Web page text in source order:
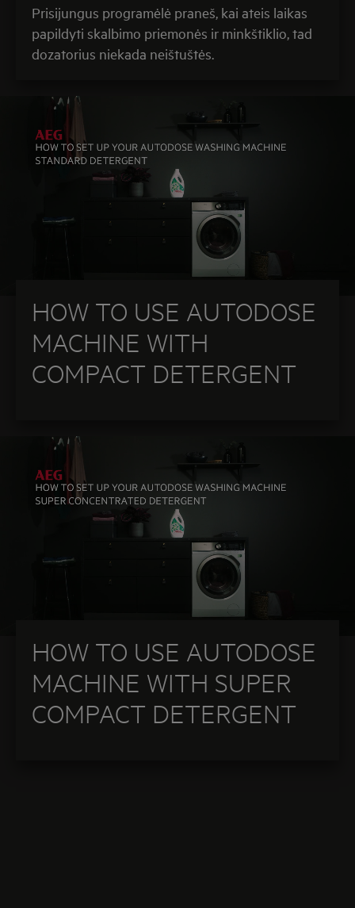
Prisijungus programėlė praneš, kai ateis laikas
papildyti skalbimo priemonės ir minkštiklio, tad
dozatorius niekada neištuštės.
HOW TO USE AUTODOSE
MACHINE WITH
COMPACT DETERGENT
HOW TO USE AUTODOSE
MACHINE WITH SUPER
COMPACT DETERGENT